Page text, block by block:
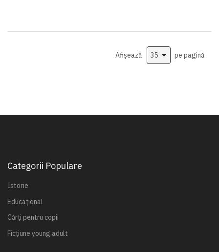
Afișează pe pagină
Categorii Populare
Istorie
Educațional
Cărți pentru copii
Ficțiune young adult